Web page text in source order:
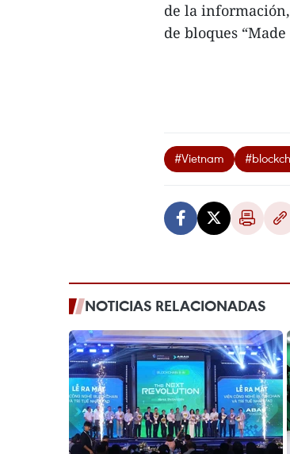
de la
de bloques
#Vietnam
NOTICIAS RELACIONADAS